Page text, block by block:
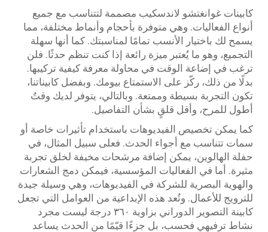
كابينات غوانغتشو لاندسكيب مصممة لتتناسب مع جميع
أنواع الفعاليات. وهي متوفرة بأحجام وأنماط مختلفة، مما
يسمح لك باختيار الأنسب تمامًا لمناسبتك. كما أنها سهلة
التجميع، وهو ما يُعتبر ميزة رائعة إذا كنت تنظم حدثًا. فلن
ترغب في إضاعة الوقت في محاولة معرفة كيفية تركيبها.
بدلًا من ذلك، ركّز على الاستمتاع بيومك. وبفضل كابيناتنا،
تكون التجربة بسيطة وممتعة. وبالتالي، يتوفر لديك وقتٌ
أطول للمرح، وأقل قلقٍ بشأن التفاصيل.
كما يمكن تخصيص الفيديوهات باستخدام تأثيرات خاصة أو
سمات تتناسب مع أجواء الحدث. فعلى سبيل المثال، في
حفلة الهالوين، يمكن إضافة مرشحات مخيفة لخلق تجربة
مثيرة. أما في الفعاليات المؤسسية، فيمكن دمج الشعارات
والهوية البصرية للشركة في الفيديوهات، وهي وسيلة جيدة
للترويج للأعمال. وتُعد هذه الإبداعية من العوامل التي تجعل
كابينة التصوير الدوراني بزاوية ٣٦٠ درجة ليست مجرد
نشاط ترفيهي فحسب، بل جزءًا قيّمًا من الحدث يساعد